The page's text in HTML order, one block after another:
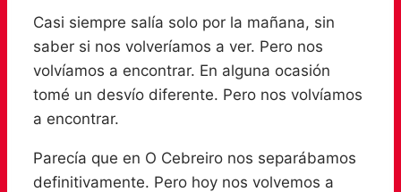
Casi siempre salía solo por la mañana, sin
saber si nos volveríamos a ver. Pero nos
volvíamos a encontrar. En alguna ocasión
tomé un desvío diferente. Pero nos volvíamos
a encontrar.
Parecía que en O Cebreiro nos separábamos
definitivamente. Pero hoy nos volvemos a